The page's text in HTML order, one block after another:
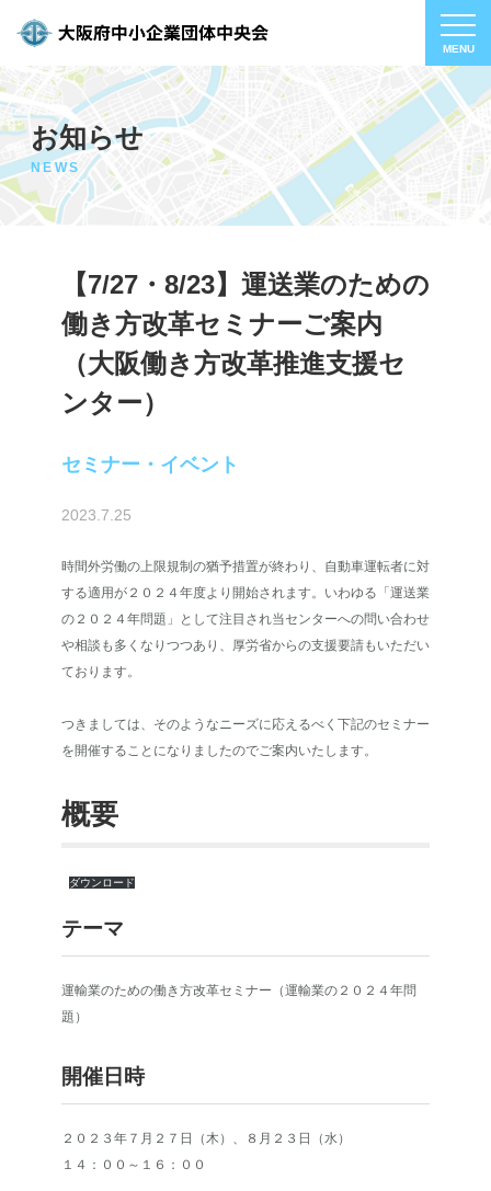
お知らせ
NEWS
【7/27・8/23】運送業のための
働き方改革セミナーご案内
（大阪働き方改革推進支援セ
ンター）
セミナー・イベント
2023.7.25
時間外労働の上限規制の猶予措置が終わり、自動車運転者に対
する適用が２０２４年度より開始されます。いわゆる「運送業
の２０２４年問題」として注目され当センターへの問い合わせ
や相談も多くなりつつあり、厚労省からの支援要請もいただい
ております。
つきましては、そのようなニーズに応えるべく下記のセミナー
を開催することになりましたのでご案内いたします。
概要
ダウンロード
テーマ
運輸業のための働き方改革セミナー（運輸業の２０２４年問
題）
開催日時
２０２３年７月２７日（木）、８月２３日（水）
１４：００～１６：００